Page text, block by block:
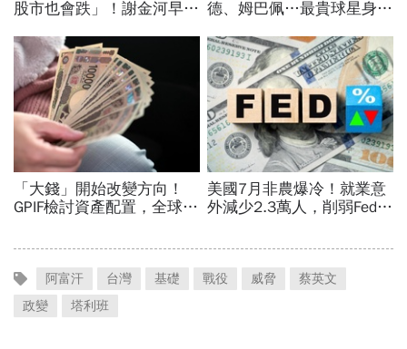
阿富汗 台灣 基礎 戰役 威脅
蔡英文
政變
塔利班